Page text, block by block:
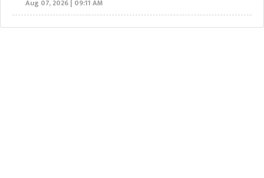
Aug 07, 2026 | 09:11 AM